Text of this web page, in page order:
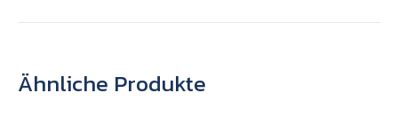
Ähnliche Produkte